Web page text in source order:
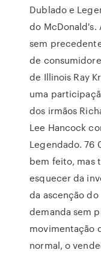
Dublado e
do McDonald's.
sem
de
de Illinois Ray
uma
dos irmãos
Lee Hancock
Legendado. 76
bem feito, mas
esquecer da
da ascenção
demanda sem
movimentação
normal, o